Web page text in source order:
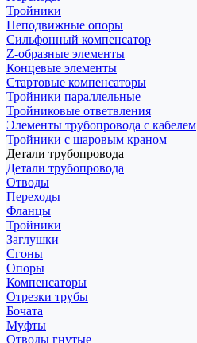
Тройники
Неподвижные опоры
Cильфонный компенсатор
Z-образные элементы
Концевые элементы
Стартовые компенсаторы
Тройники параллельные
Тройниковые ответвления
Элементы трубопровода с кабелем
Тройники с шаровым краном
Детали трубопровода
Детали трубопровода
Отводы
Переходы
Фланцы
Тройники
Заглушки
Сгоны
Опоры
Компенсаторы
Отрезки трубы
Бочата
Муфты
Отводы гнутые